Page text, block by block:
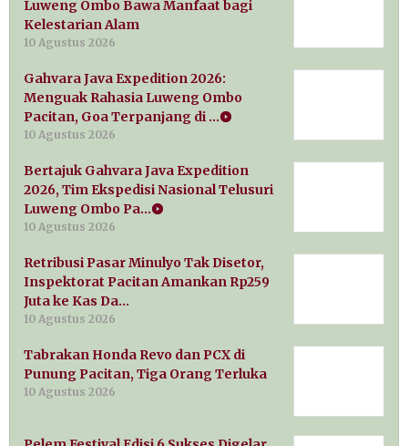
Luweng Ombo Bawa Manfaat bagi
Kelestarian Alam
10 Agustus 2026
Gahvara Java Expedition 2026:
Menguak Rahasia Luweng Ombo
Pacitan, Goa Terpanjang di …
10 Agustus 2026
Bertajuk Gahvara Java Expedition
2026, Tim Ekspedisi Nasional Telusuri
Luweng Ombo Pa…
10 Agustus 2026
Retribusi Pasar Minulyo Tak Disetor,
Inspektorat Pacitan Amankan Rp259
Juta ke Kas Da…
10 Agustus 2026
Tabrakan Honda Revo dan PCX di
Punung Pacitan, Tiga Orang Terluka
10 Agustus 2026